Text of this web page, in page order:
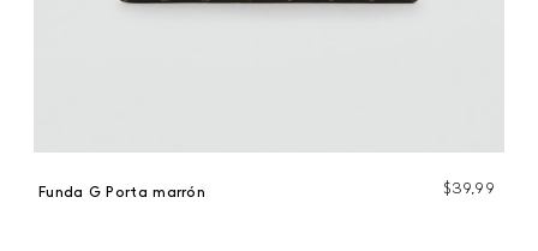
Funda G Porta marrón $39,99